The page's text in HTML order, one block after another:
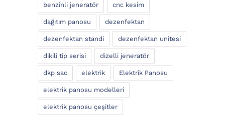
benzinli jeneratör cnc kesim
dağıtım panosu dezenfektan
dezenfektan standi dezenfektan unitesi
dikili tip serisi dizelli jeneratör
dkp sac elektrik Elektrik Panosu
elektrik panosu modelleri
elektrik panosu çeşitler